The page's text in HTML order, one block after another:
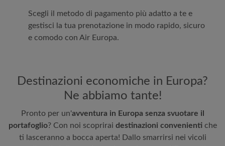
Scegli il metodo di pagamento più adatto a te e
gestisci la tua prenotazione in modo rapido, sicuro
e comodo con Air Europa.
Destinazioni economiche in Europa?
Ne abbiamo tante!
Pronto per un'avventura in Europa senza svuotare il
portafoglio? Con noi scoprirai destinazioni convenientiche
ti lasceranno a bocca aperta! Dallo smarrirsi nei vicoli